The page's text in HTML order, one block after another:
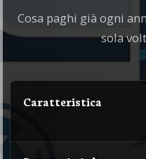
Cosa paghi già ogni
sola
Caratteristica